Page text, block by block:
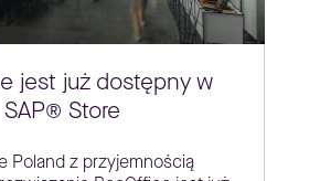
jest już dostępny w
SAP® Store
Poland z przyjemnością